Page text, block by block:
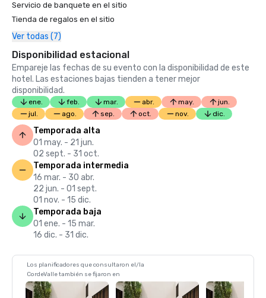
Servicio de banquete en el sitio
Tienda de regalos en el sitio
Ver todas (7)
Disponibilidad estacional
Empareje las fechas de su evento con la disponibilidad de este
hotel. Las estaciones bajas tienden a tener mejor
disponibilidad.
ene. feb. mar. abr. may.
jun.
jul.
ago. sep. oct. nov. dic.
Temporada alta
01 may. - 21 jun.
02 sept. - 31 oct.
Temporada intermedia
16 mar. - 30 abr.
22 jun. - 01 sept.
01 nov. - 15 dic.
Temporada baja
01 ene. - 15 mar.
16 dic. - 31 dic.
Los planificadores que consultaron el/la
CordeValle también se fijaron en